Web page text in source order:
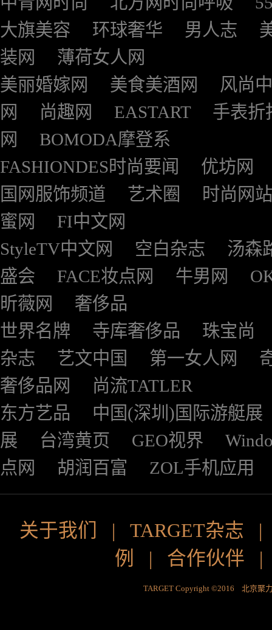
大旗美容
环球奢华 男人志
装网
薄荷女人网
美丽婚嫁网
美食美酒网
风尚
网
尚趣网 EASTART
手表折
网
BOMODA摩登系
FASHIONDES时尚要闻
优坊网
国网服饰频道
艺术圈
时尚网站
蜜网
FI中文网
StyleTV中文网
空白杂志
汤森
盛会
FACE妆点网 牛男网
昕薇网
奢侈品
世界名牌
寺库奢侈品
珠宝尚
杂志
艺文中国 第一女人网
奢侈品网
尚流TATLER
东方艺品
中国(深圳)国际游艇展
展
台湾黄页 GEO视界
点网
胡润百富 ZOL手机应用
关于我们 | TARGET杂志
例
| 合作伙伴
TARGET Copyright ©2016 北京聚